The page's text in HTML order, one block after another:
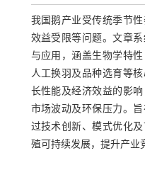
我国鹅产业受传统季节
效益受限等问题。文章
与应用，涵盖生物学特
人工换羽及品种选育等
长性能及经济效益的影
市场波动及环保压力。
过技术创新、模式优化
殖可持续发展，提升产业